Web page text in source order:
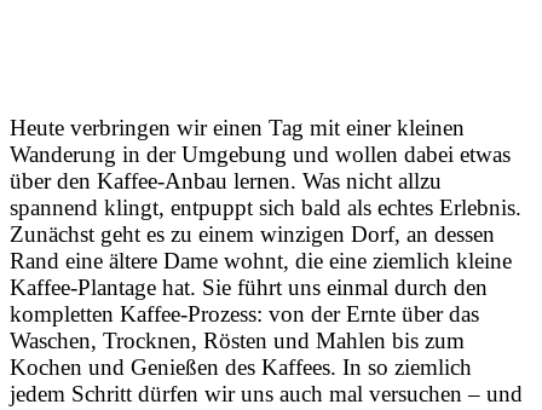
Heute verbringen wir einen Tag mit einer kleinen
Wanderung in der Umgebung und wollen dabei etwas
über den Kaffee-Anbau lernen. Was nicht allzu
spannend klingt, entpuppt sich bald als echtes Erlebnis.
Zunächst geht es zu einem winzigen Dorf, an dessen
Rand eine ältere Dame wohnt, die eine ziemlich kleine
Kaffee-Plantage hat. Sie führt uns einmal durch den
kompletten Kaffee-Prozess: von der Ernte über das
Waschen, Trocknen, Rösten und Mahlen bis zum
Kochen und Genießen des Kaffees. In so ziemlich
jedem Schritt dürfen wir uns auch mal versuchen – und